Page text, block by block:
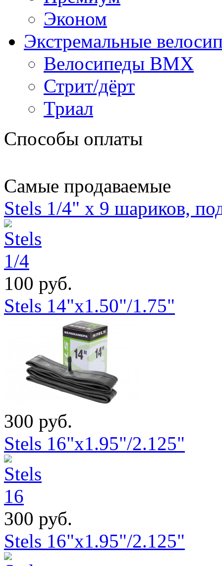
Эконом
Экстремальные
Велосипеды BMX
Стрит/дёрт
Триал
Способы оплаты
Самые продаваемые
Stels 1/4" х 9 шариков,
100 руб.
Stels 14"x1.50"/1.75"
300 руб.
Stels 16"x1.95"/2.125"
300 руб.
Stels 16"x1.95"/2.125"